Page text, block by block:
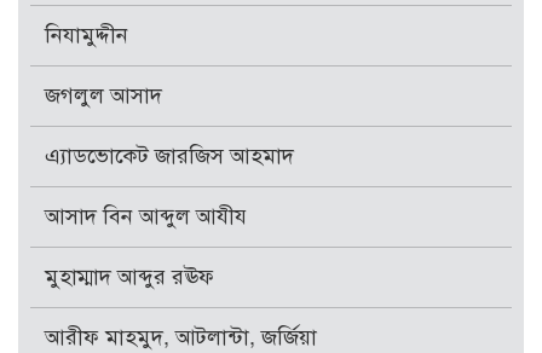
নিযামুদ্দীন
জগলুল আসাদ
এ্যাডভোকেট জারজিস আহমাদ
আসাদ বিন আব্দুল আযীয
মুহাম্মাদ আব্দুর রঊফ
আরীফ মাহমুদ, আটলান্টা, জর্জিয়া